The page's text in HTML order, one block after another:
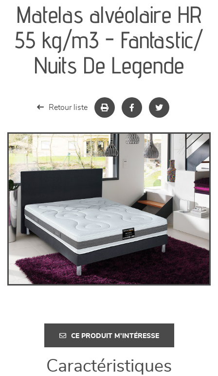
séjours
meubles de complément
chambres et dressing
Matelas alvéolaire HR
55 kg/m3 - Fantastic/
Nuits De Legende
Retour liste
CE PRODUIT M'INTÉRESSE
Caractéristiques